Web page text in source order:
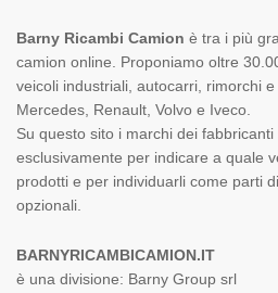
Barny Ricambi Camion è tra i più
camion online. Proponiamo oltre
veicoli industriali, autocarri, rimorchi
Mercedes, Renault, Volvo e Iveco.
Su questo sito i marchi dei
esclusivamente per indicare a quale
prodotti e per individuarli come parti
opzionali.
BARNYRICAMBICAMION.IT
è una divisione: Barny Group srl